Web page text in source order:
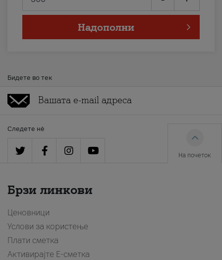
Надополни
Бидете во тек
Следете нè
На почеток
Брзи линкови
Ценовници
Услови за користење
Плати сметка
Активирајте Е-сметка